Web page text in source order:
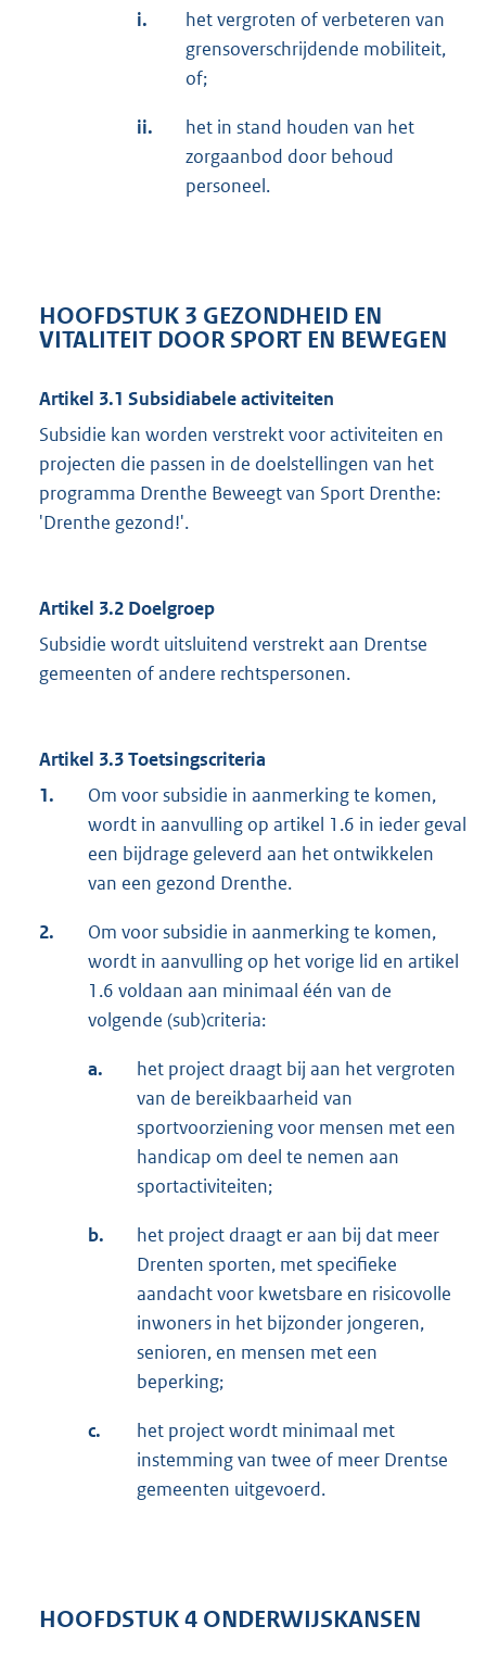
i.
het vergroten of verbeteren van
grensoverschrijdende mobiliteit,
of;
ii.
het in stand houden van het
zorgaanbod door behoud
personeel.
HOOFDSTUK 3 GEZONDHEID EN
VITALITEIT DOOR SPORT EN BEWEGEN
Artikel 3.1 Subsidiabele activiteiten
Subsidie kan worden verstrekt voor activiteiten en
projecten die passen in de doelstellingen van het
programma Drenthe Beweegt van Sport Drenthe:
'Drenthe gezond!'.
Artikel 3.2 Doelgroep
Subsidie wordt uitsluitend verstrekt aan Drentse
gemeenten of andere rechtspersonen.
Artikel 3.3 Toetsingscriteria
1.
Om voor subsidie in aanmerking te komen,
wordt in aanvulling op artikel 1.6 in ieder geval
een bijdrage geleverd aan het ontwikkelen
van een gezond Drenthe.
2.
Om voor subsidie in aanmerking te komen,
wordt in aanvulling op het vorige lid en artikel
1.6 voldaan aan minimaal één van de
volgende (sub)criteria:
a.
het project draagt bij aan het vergroten
van de bereikbaarheid van
sportvoorziening voor mensen met een
handicap om deel te nemen aan
sportactiviteiten;
b.
het project draagt er aan bij dat meer
Drenten sporten, met specifieke
aandacht voor kwetsbare en risicovolle
inwoners in het bijzonder jongeren,
senioren, en mensen met een
beperking;
c.
het project wordt minimaal met
instemming van twee of meer Drentse
gemeenten uitgevoerd.
HOOFDSTUK 4 ONDERWIJSKANSEN